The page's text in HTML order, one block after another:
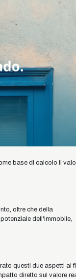
base di calcolo il
oltre che della
dell'immobile,
questi due aspetti ai
diretto sul valore